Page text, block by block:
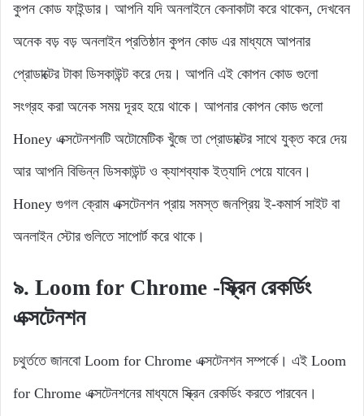
কুপন কোড ফাইন্ডার। আপনি যদি অনলাইনে কেনাকাটা করে থাকেন, দেখবেন
অনেক বড় বড় অনলাইন প্রতিষ্ঠান কুপন কোড এর মাধ্যমে আপনার
প্রোডাক্টের টাকা ডিসকাউন্ট করে দেয়। আপনি এই কোপন কোড গুলো
সংগ্রহ করা অনেক সময় দূরহ হয়ে থাকে। আপনার কোপন কোড গুলো
Honey এক্সটেনশনটি অটোমেটিক খুঁজে তা প্রোডাক্টের সাথে যুক্ত করে দেয়
আর আপনি বিভিন্ন ডিসকাউন্ট ও ক্যাশব্যাক ইত্যাদি পেয়ে যাবেন।
Honey গুগল ক্রোম এক্সটেনশন প্রায় সমস্ত জনপ্রিয় ই-কমার্স সাইট বা
অনলাইন স্টোর গুলিতে সাপোর্ট করে থাকে।
৯. Loom for Chrome -স্ক্রিন রেকর্ডিং
এক্সটেনশন
চথুর্ততে জানবো Loom for Chrome এক্সটেনশন সম্পর্কে। এই Loom
for Chrome এক্সটেনশনের মাধ্যমে স্ক্রিন রেকর্ডিং করতে পারবেন।